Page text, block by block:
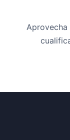
Aprovecha